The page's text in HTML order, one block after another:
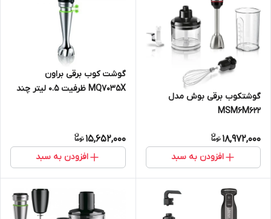
گوشتکوب برقی بوش مدل
MSM6M622
18,972,000
افزودن به سبد
گوشت کوب برقی براون
MQ7035X ظرفیت ۰.۵ لیتر چند
15,652,000
افزودن به سبد